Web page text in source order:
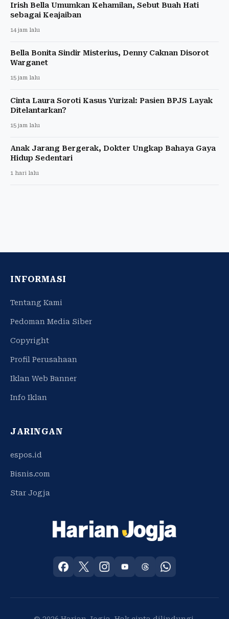
Irish Bella Umumkan Kehamilan, Sebut Buah Hati
sebagai Keajaiban
14 jam lalu
Bella Bonita Sindir Misterius, Denny Caknan Disorot
Warganet
15 jam lalu
Cinta Laura Soroti Kasus Yurizal: Pasien BPJS Layak
Ditelantarkan?
15 jam lalu
Anak Jarang Bergerak, Dokter Ungkap Bahaya Gaya
Hidup Sedentari
1 hari lalu
INFORMASI
Tentang Kami
Pedoman Media Siber
Copyright
Profil Perusahaan
Iklan Web Banner
Info Iklan
JARINGAN
espos.id
Bisnis.com
Star Jogja